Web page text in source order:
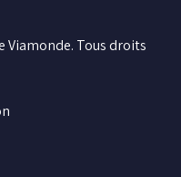
Viamonde. Tous droits